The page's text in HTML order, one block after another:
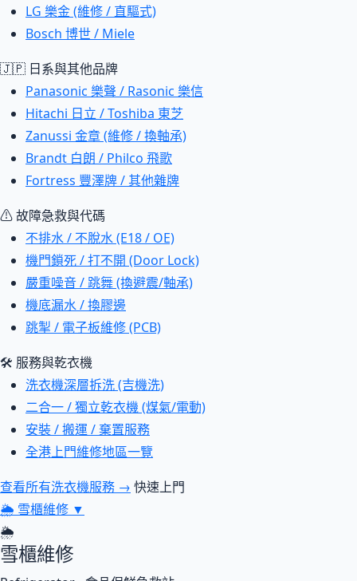
LG 樂金 (維修 / 直驅式)
Bosch 博世 / Miele
🇯🇵 日系與其他品牌
Panasonic 樂聲 / Rasonic 樂信
Hitachi 日立 / Toshiba 東芝
Zanussi 金章 (維修 / 換軸承)
Brandt 白朗 / Philco 飛歌
Fortress 豐澤牌 / 其他雜牌
⚠ 故障急救與代碼
不排水 / 不脫水 (E18 / OE)
機門鎖死 / 打不開 (Door Lock)
嚴重噪音 / 跳舞 (換避震/軸承)
機底漏水 / 換膠邊
跳掣 / 電子板維修 (PCB)
🛠 服務與乾衣機
洗衣機深層拆洗 (吉機洗)
二合一 / 獨立乾衣機 (煤氣/電動)
安裝 / 搬運 / 棄置服務
全港上門維修地區一覽
查看所有洗衣機服務 → 快速上門
🌦 雪櫃維修 ▼
🌦
雪櫃維修